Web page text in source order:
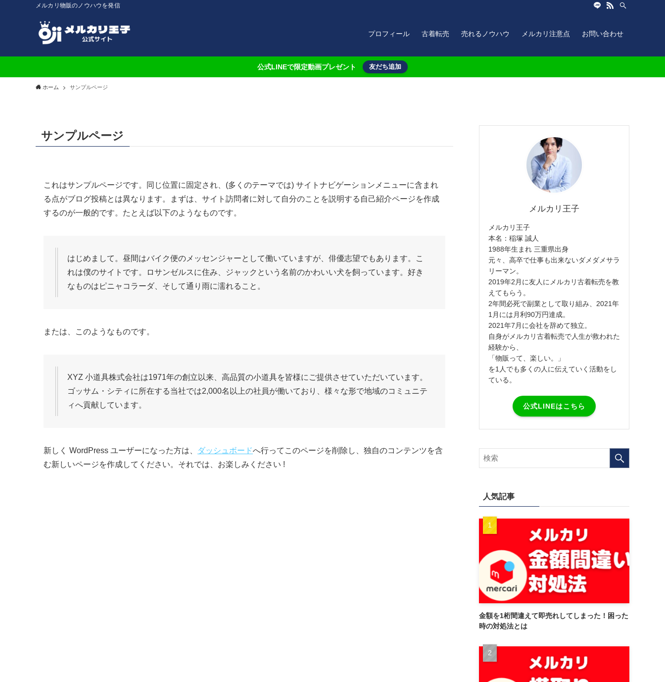
メルカリ物販のノウハウを発信
プロフィール 古着転売 売れるノウハウ メルカリ注意点 お問い合わせ
公式LINEで限定動画プレゼント 友だち追加
ホーム サンプルページ
サンプルページ
これはサンプルページです。同じ位置に固定され、(多くのテーマでは) サイトナビゲーションメニューに含まれ
る点がブログ投稿とは異なります。まずは、サイト訪問者に対して自分のことを説明する自己紹介ページを作成
するのが一般的です。たとえば以下のようなものです。
はじめまして。昼間はバイク便のメッセンジャーとして働いていますが、俳優志望でもあります。こ
れは僕のサイトです。ロサンゼルスに住み、ジャックという名前のかわいい犬を飼っています。好き
なものはピニャコラーダ、そして通り雨に濡れること。
または、このようなものです。
XYZ 小道具株式会社は1971年の創立以来、高品質の小道具を皆様にご提供させていただいています。
ゴッサム・シティに所在する当社では2,000名以上の社員が働いており、様々な形で地域のコミュニテ
ィへ貢献しています。
新しく WordPress ユーザーになった方は、 ダッシュボードへ行ってこのページを削除し、独自のコンテンツを含
む新しいページを作成してください。それでは、お楽しみください !
メルカリ王子
メルカリ王子
本名：稲塚 誠人
1988年生まれ 三重県出身
元々、高卒で仕事も出来ないダメダメサラ
リーマン。
2019年2月に友人にメルカリ古着転売を教
えてもらう。
2年間必死で副業として取り組み、2021年
1月には月利90万円達成。
2021年7月に会社を辞めて独立。
自身がメルカリ古着転売で人生が救われた
経験から、
「物販って、楽しい。」
を1人でも多くの人に伝えていく活動をし
ている。
公式LINEはこちら
人気記事
金額を1桁間違えて即売れしてしまった！困った
時の対処法とは